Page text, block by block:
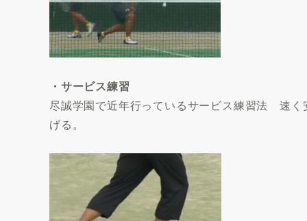
・サービス練習
尽誠学園で近年行っているサービス練習法 速く
げる。